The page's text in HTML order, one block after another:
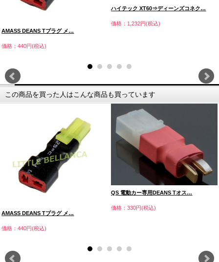
AMASS DEANS Tプラグ メ…
価格：440円(税込)
ハイテック XT60⇒ディーンズコネク…
価格：1,232円(税込)
この商品を買った人はこんな商品も買っています
AMASS DEANS Tプラグ メ…
価格：440円(税込)
QS 電動カー専用DEANS Tオス…
価格：330円(税込)